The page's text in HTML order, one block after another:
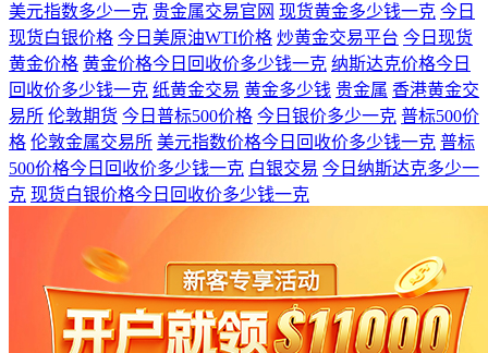
美元指数多少一克 贵金属交易官网 现货黄金多少钱一克 今日
现货白银价格 今日美原油WTI价格 炒黄金交易平台 今日现货
黄金价格 黄金价格今日回收价多少钱一克 纳斯达克价格今日
回收价多少钱一克 纸黄金交易 黄金多少钱 贵金属 香港黄金交
易所 伦敦期货 今日普标500价格 今日银价多少一克 普标500价
格 伦敦金属交易所 美元指数价格今日回收价多少钱一克 普标
500价格今日回收价多少钱一克 白银交易 今日纳斯达克多少一
克 现货白银价格今日回收价多少钱一克